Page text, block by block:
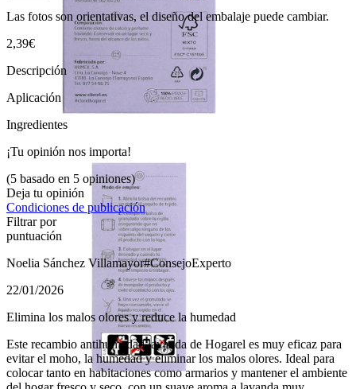
Las fotos son orientativas, el diseño del embalaje puede cambiar.
2,39€
Descripción
Aplicación
Ingredientes
¡Tu opinión nos importa!
(5 basado en 5 opiniones)
Deja tu opinión
Condiciones de publicación
Filtrar por
puntuación
Noelia Sánchez Villamayor#ConsejoExperto
22/01/2026
Elimina los malos olores y reduce la humedad
Este recambio antihumedad lavanda de Hogarel es muy eficaz para
evitar el moho, la humedad y eliminar los malos olores. Ideal para
colocar tanto en habitaciones como armarios y mantener el ambiente